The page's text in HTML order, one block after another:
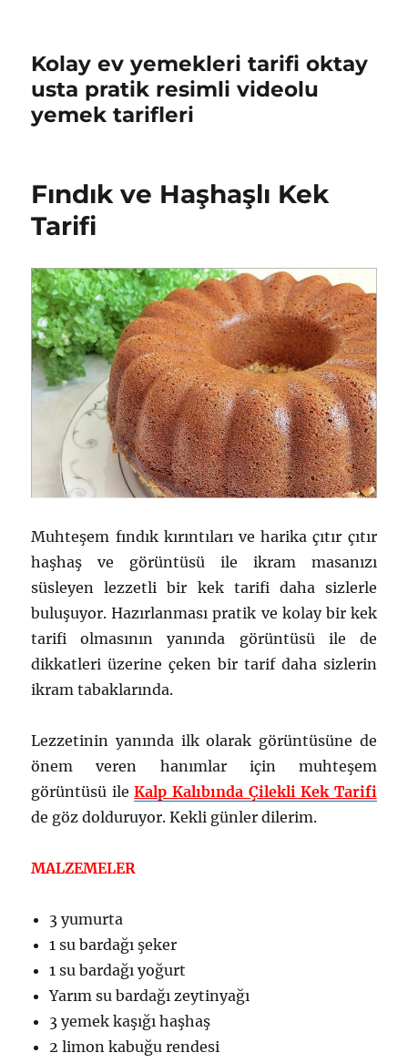
Kolay ev yemekleri tarifi oktay
usta pratik resimli videolu
yemek tarifleri
Fındık ve Haşhaşlı Kek
Tarifi
Muhteşem fındık kırıntıları ve harika çıtır çıtır
haşhaş ve görüntüsü ile ikram masanızı
süsleyen lezzetli bir kek tarifi daha sizlerle
buluşuyor. Hazırlanması pratik ve kolay bir kek
tarifi olmasının yanında görüntüsü ile de
dikkatleri üzerine çeken bir tarif daha sizlerin
ikram tabaklarında.
Lezzetinin yanında ilk olarak görüntüsüne de
önem veren hanımlar için muhteşem
görüntüsü ileKalp Kalıbında Çilekli Kek Tarifi
de göz dolduruyor. Kekli günler dilerim.
MALZEMELER
3 yumurta
1 su bardağı şeker
1 su bardağı yoğurt
Yarım su bardağı zeytinyağı
3 yemek kaşığı haşhaş
2 limon kabuğu rendesi